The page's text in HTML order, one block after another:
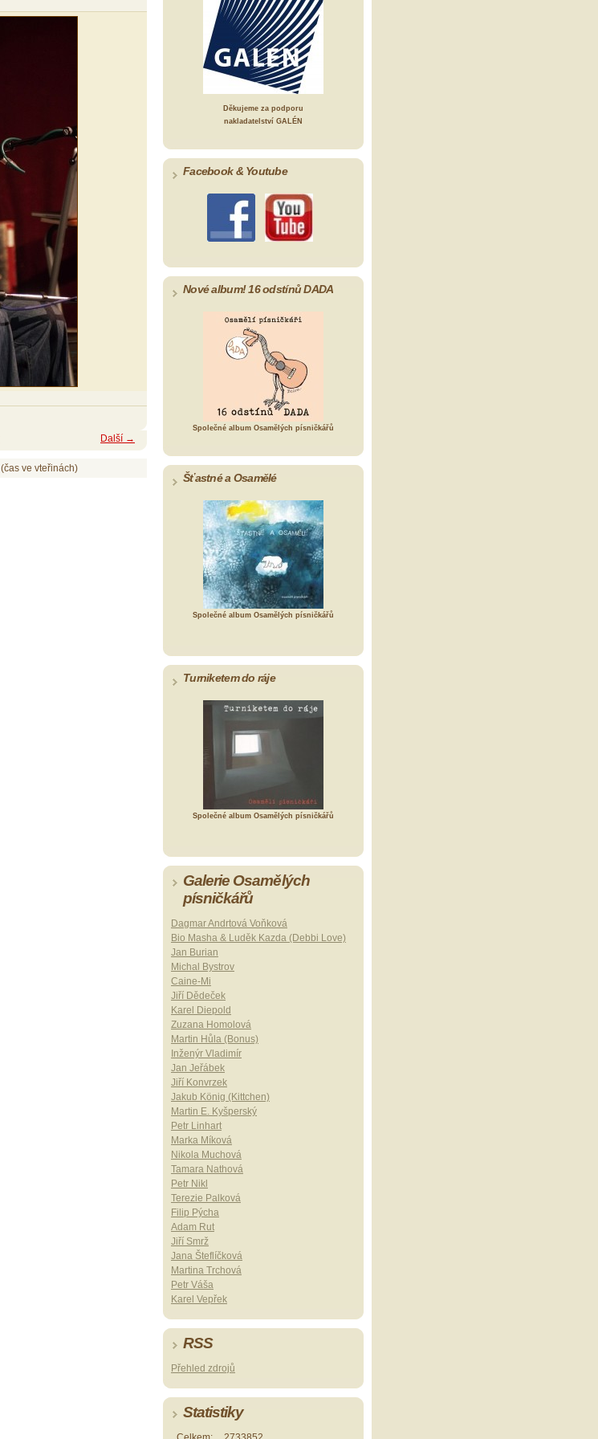
Další →
(čas ve vteřinách)
Děkujeme za podporu
nakladatelství GALÉN
Facebook & Youtube
Nové album! 16 odstínů DADA
Společné album Osamělých písničkářů
Šťastné a Osamělé
Společné album Osamělých písničkářů
Turniketem do ráje
Společné album Osamělých písničkářů
Galerie Osamělých
písničkářů
Dagmar Andrtová Voňková
Bio Masha & Luděk Kazda (Debbi Love)
Jan Burian
Michal Bystrov
Caine-Mi
Jiří Dědeček
Karel Diepold
Zuzana Homolová
Martin Hůla (Bonus)
Inženýr Vladimír
Jan Jeřábek
Jiří Konvrzek
Jakub König (Kittchen)
Martin E. Kyšperský
Petr Linhart
Marka Míková
Nikola Muchová
Tamara Nathová
Petr Nikl
Terezie Palková
Filip Pýcha
Adam Rut
Jiří Smrž
Jana Šteflíčková
Martina Trchová
Petr Váša
Karel Vepřek
RSS
Přehled zdrojů
Statistiky